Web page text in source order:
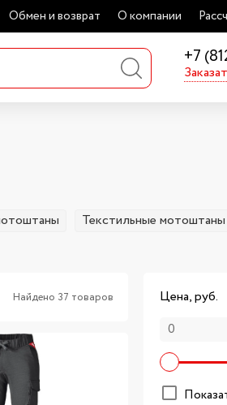
Обмен и возврат О компании
+7
Текстильные мотоштаны
Найдено 37 товаров Цена, руб.